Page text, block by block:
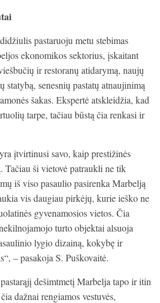
pastaruoju metu stebimas
ekonomikos sektorius, įskaitant
ir restoranų atidarymą, naujų
senesnių pastatų atnaujinimą
šakas. Ekspertė atskleidžia, kad
tarpe, tačiau būstą čia renkasi ir
įtvirtinusi savo, kaip prestižinės
Tačiau ši vietovė patraukli ne tik
iš viso pasaulio pasirenka Marbelją
vis daugiau pirkėjų, kurie ieško ne
gyvenamosios vietos. Čia
turto objektai alsuoja
lygio dizainą, kokybę ir
– pasakoja S. Puškovaitė.
dešimtmetį Marbelja tapo ir itin
dažnai rengiamos vestuvės,